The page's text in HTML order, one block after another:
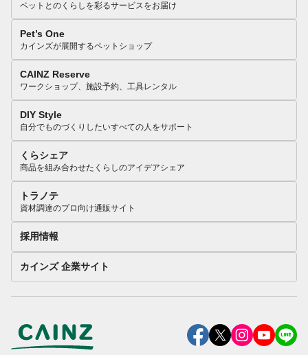
ペットとのくらしを彩るサービスをお届け
Pet’s One
カインズが展開するペットショップ
CAINZ Reserve
ワークショップ、施設予約、工具レンタル
DIY Style
自分でものづくりしたいすべての人をサポート
くらシェア
商品を組み合わせたくらしのアイデアシェア
トラノテ
資材調達のプロ向け通販サイト
採用情報
カインズ 企業サイト